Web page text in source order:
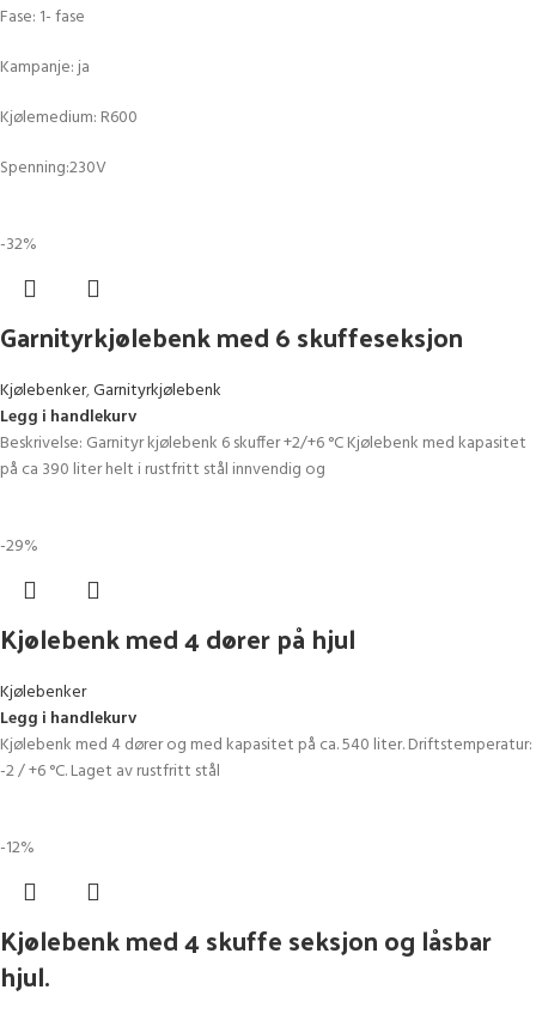
Fase: 1- fase
Kampanje: ja
Kjølemedium: R600
Spenning:230V
-32%
Garnityrkjølebenk med 6 skuffeseksjon
Kjølebenker,Garnityrkjølebenk
Legg i handlekurv
Beskrivelse: Garnityr kjølebenk 6 skuffer +2/+6 °C Kjølebenk med kapasitet
på ca 390 liter helt i rustfritt stål innvendig og
-29%
Kjølebenk med 4 dører på hjul
Kjølebenker
Legg i handlekurv
Kjølebenk med 4 dører og med kapasitet på ca. 540 liter. Driftstemperatur:
-2 / +6 °C. Laget av rustfritt stål
-12%
Kjølebenk med 4 skuffe seksjon og låsbar
hjul.